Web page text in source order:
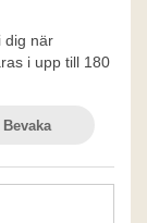
dig när
i upp till 180
Bevaka